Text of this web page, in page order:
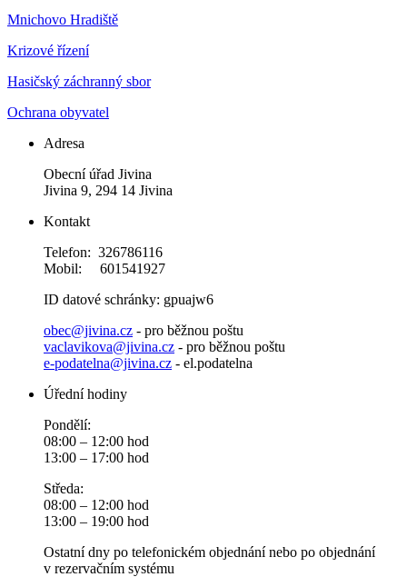
Mnichovo Hradiště
Krizové řízení
Hasičský záchranný sbor
Ochrana obyvatel
Adresa
Obecní úřad Jivina
Jivina 9, 294 14 Jivina
Kontakt
Telefon: 326786116
Mobil: 601541927
ID datové schránky: gpuajw6
obec@jivina.cz - pro běžnou poštu
vaclavikova@jivina.cz - pro běžnou poštu
e-podatelna@jivina.cz - el.podatelna
Úřední hodiny
Pondělí:
08:00 – 12:00 hod
13:00 – 17:00 hod
Středa:
08:00 – 12:00 hod
13:00 – 19:00 hod
Ostatní dny po telefonickém objednání nebo po objednání
v rezervačním systému